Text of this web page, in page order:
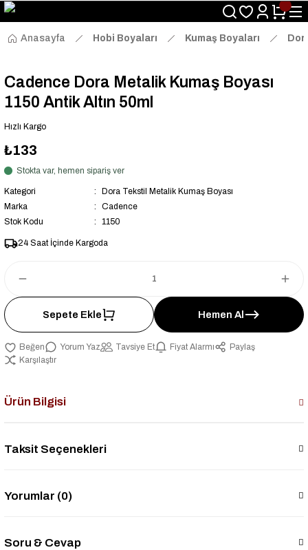
Size Özel "HG10" Kodu ile Sepette Hemen %10 İndirim Fırsatını
Kaçırmayın!
Anasayfa
Hobi Boyaları Kumaş Boyaları
Cadence Dora Metalik Kumaş Boyası
1150 Antik Altın 50ml
Hızlı Kargo
₺133
Stokta var, hemen sipariş ver
Kategori
Dora Tekstil Metalik Kumaş Boyası
Marka
Cadence
Stok Kodu
1150
24 Saat İçinde Kargoda
Sepete Ekle Hemen Al
Yorum Yaz Tavsiye Et Fiyat Alarmı
Paylaş
Karşılaştır
Ürün Bilgisi
Taksit Seçenekleri
Yorumlar (0)
Soru & Cevap